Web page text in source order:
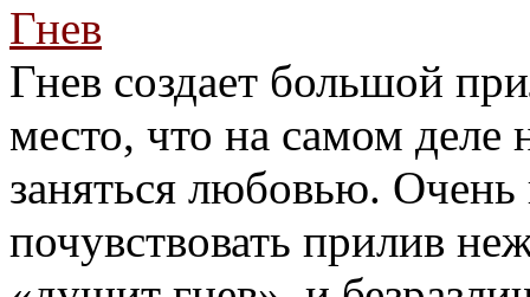
Гнев
Гнев создает большой
место, что на самом деле
заняться любовью. Очень
почувствовать прилив